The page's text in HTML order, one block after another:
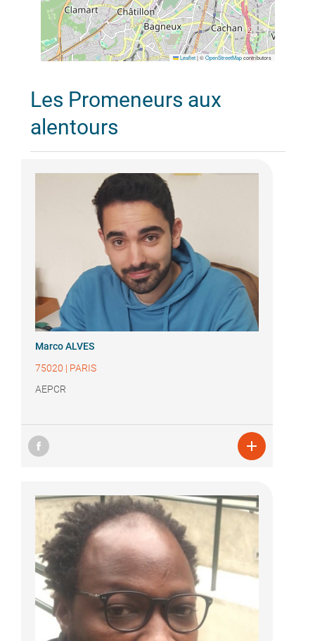
Leaflet |©OpenStreetMapcontributors
Les Promeneurs aux
alentours
Marco ALVES
75020 | PARIS
AEPCR
